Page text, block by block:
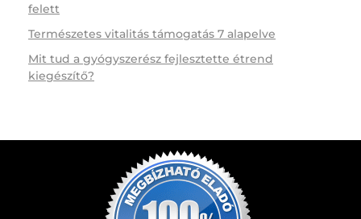
felett
Természetes vitalitás támogatás 7 alapelve
Mit tud a gyógyszerész fejlesztette étrend
kiegészítő?